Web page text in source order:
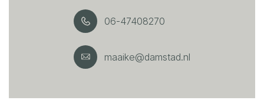
06-47408270
maaike@damstad.nl